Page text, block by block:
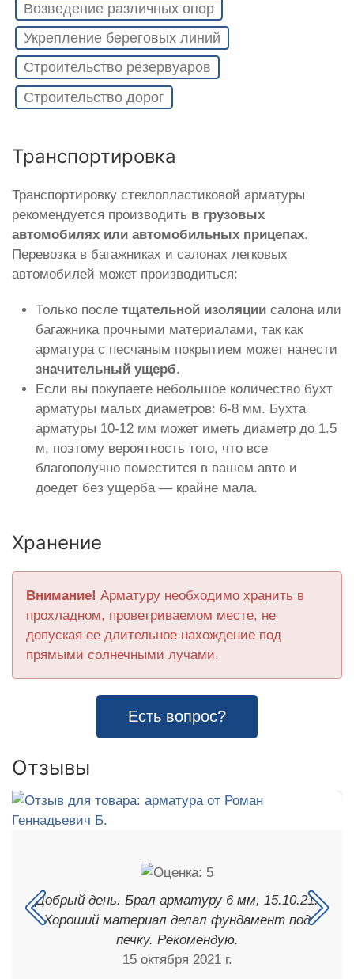
Возведение различных опор
Укрепление береговых линий
Строительство резервуаров
Строительство дорог
Транспортировка
Транспортировку стеклопластиковой арматуры
рекомендуется производить в грузовых
автомобилях или автомобильных прицепах.
Перевозка в багажниках и салонах легковых
автомобилей может производиться:
Только после тщательной изоляции салона или
багажника прочными материалами, так как
арматура с песчаным покрытием может нанести
значительный ущерб.
Если вы покупаете небольшое количество бухт
арматуры малых диаметров: 6-8 мм. Бухта
арматуры 10-12 мм может иметь диаметр до 1.5
м, поэтому вероятность того, что все
благополучно поместится в вашем авто и
доедет без ущерба — крайне мала.
Хранение
Внимание! Арматуру необходимо хранить в
прохладном, проветриваемом месте, не
допуская ее длительное нахождение под
прямыми солнечными лучами.
Есть вопрос?
Отзывы
Добрый день. Брал арматуру 6 мм, 15.10.21.
Хороший материал делал фундамент под
печку. Рекомендую.
15 октября 2021 г.